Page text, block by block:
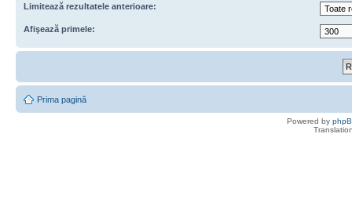
Limitează rezultatele anterioare:
Afişează primele:
Prima pagină
Powered by